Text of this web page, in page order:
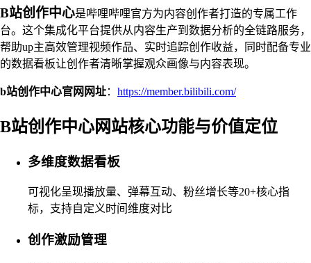
B站创作中心是哔哩哔哩官方为内容创作者打造的专属工作
台。这个集成化平台提供从内容生产到数据分析的全链路服务，
帮助up主高效管理视频作品、实时追踪创作收益，同时配备专业
的数据看板让创作者清晰掌握观众画像与内容表现。
b站创作中心官网网址： https://member.bilibili.com/
B站创作中心网站核心功能与价值定位
多维度数据看板
可视化呈现播放量、弹幕互动、粉丝增长等20+核心指
标，支持自定义时间维度对比
创作激励管理